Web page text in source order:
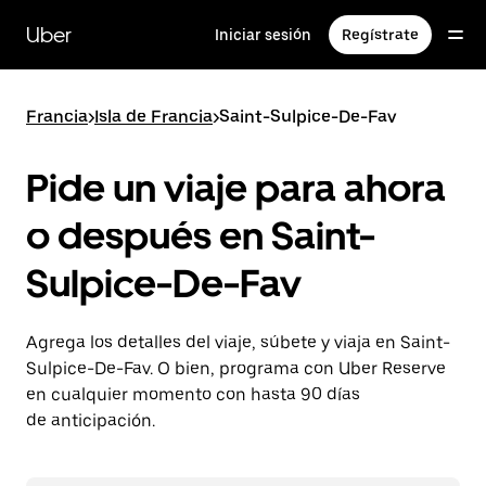
contenido
principal
Uber Iniciar sesión Regístrate
Francia>Isla de Francia>Saint-Sulpice-De-Fav
Pide un viaje para ahora
o después en Saint-
Sulpice-De-Fav
Agrega los detalles del viaje, súbete y viaja en Saint-
Sulpice-De-Fav. O bien, programa con Uber Reserve
en cualquier momento con hasta 90 días
de anticipación.